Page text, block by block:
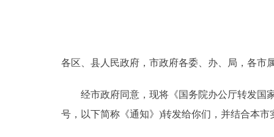
政务服务
各区、县人民政府，市政府各委、办、局，各市
经市政府同意，现将《国务院办公厅转发国家
号，以下简称《通知》)转发给你们，并结合本